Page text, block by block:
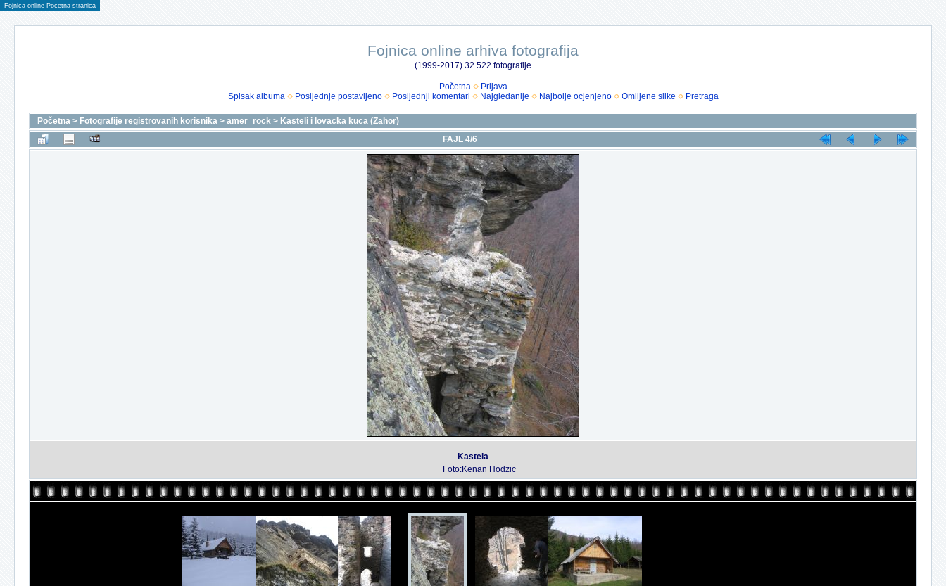
Fojnica online Pocetna stranica
Fojnica online arhiva fotografija
(1999-2017) 32.522 fotografije
Početna
Prijava
Spisak albuma
Posljednje postavljeno Posljednji komentari Najgledanije Najbolje ocjenjeno Omiljene slike Pretraga
Početna > Fotografije registrovanih korisnika > amer_rock > Kasteli i lovacka kuca (Zahor)
FAJL 4/6
Kastela
Foto:Kenan Hodzic